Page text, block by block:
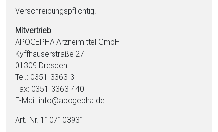
Verschreibungspflichtig.
Mitvertrieb
APOGEPHA Arzneimittel GmbH
Kyffhäuserstraße 27
01309 Dresden
Tel.: 0351-3363-3
Fax: 0351-3363-440
E-Mail: info@apogepha.de
Art.-Nr. 1107103931